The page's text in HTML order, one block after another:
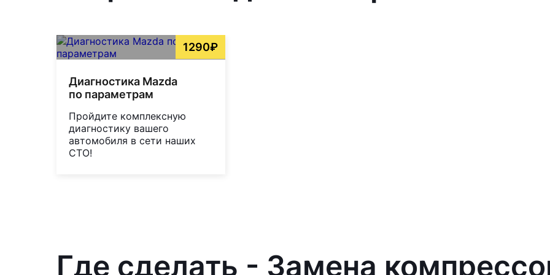
1290₽
Диагностика Mazda
по параметрам
Пройдите комплексную
диагностику вашего
автомобиля в сети наших
СТО!
Где сделать - Замена